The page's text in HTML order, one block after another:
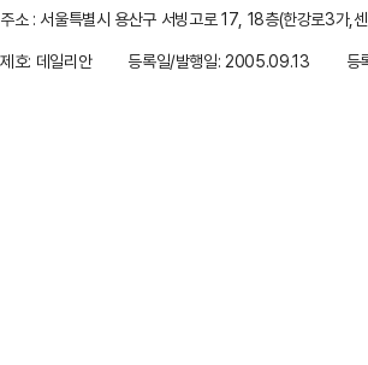
주소 : 서울특별시 용산구 서빙고로 17, 18층(한강로3가,
제호: 데일리안
등록일/발행일: 2005.09.13 등